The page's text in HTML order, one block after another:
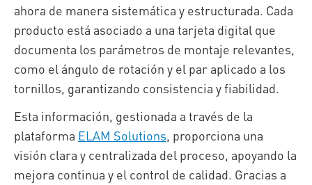
ahora de manera sistemática y estructurada. Cada
producto está asociado a una tarjeta digital que
documenta los parámetros de montaje relevantes,
como el ángulo de rotación y el par aplicado a los
tornillos, garantizando consistencia y fiabilidad.
Esta información, gestionada a través de la
plataforma ELAM Solutions, proporciona una
visión clara y centralizada del proceso, apoyando la
mejora continua y el control de calidad. Gracias a